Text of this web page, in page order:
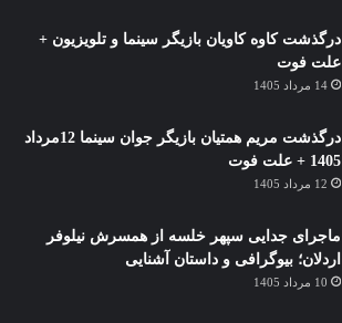
درگذشت کاوه کاویان بازیگر سینما و تلویزیون +
علت فوت
14 مرداد 1405
درگذشت مریم همتیان بازیگر جوان سینما 12مرداد
1405 + علت فوت
12 مرداد 1405
ماجرای جدایی سپهر خلسه از همسرش نیلوفر
اردلان؛ بیوگرافی و داستان آشنایی
10 مرداد 1405